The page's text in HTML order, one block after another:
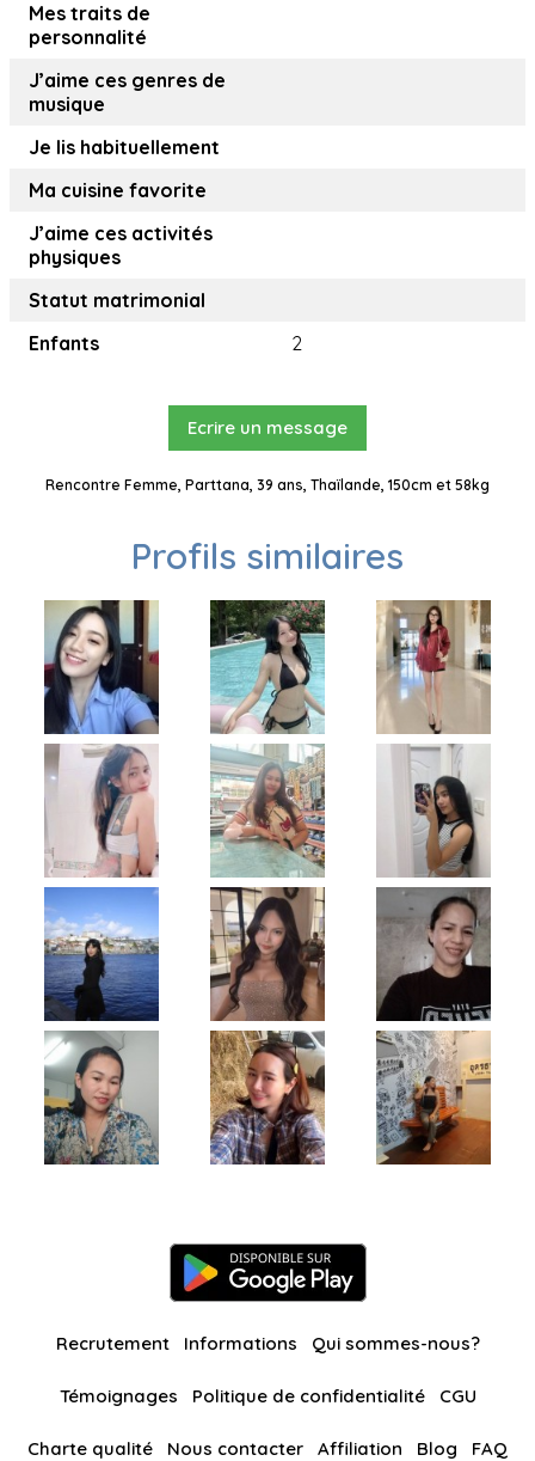
Mes traits de
personnalité
J’aime ces genres de
musique
Je lis habituellement
Ma cuisine favorite
J’aime ces activités
physiques
Statut matrimonial
Enfants
2
Ecrire un message
Rencontre Femme, Parttana, 39 ans, Thaïlande, 150cm et 58kg
Profils similaires
Recrutement Informations Qui sommes-nous?
Témoignages Politique de confidentialité CGU
Charte qualité Nous contacter Affiliation Blog FAQ